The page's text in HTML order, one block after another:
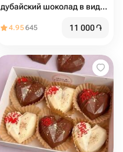
дубайский шоколад в виде
4.95645 11 000֏